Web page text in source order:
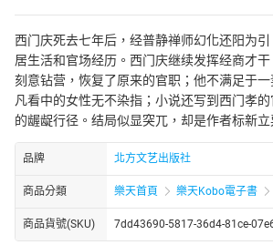
西门庆死去七年后，经普静禅师幻化还阳为
居生活和官场经历。西门庆继续发挥经商才
刻意钻营，恢复了原来的官职；他不满足于一
凡看中的女性无不染指；小说还写到西门孝
的龌龊行径。结局似显突兀，却是作者标新立
品牌 北方文艺出版社
商品分類 樂天首頁 樂天Kobo電子書
商品貨號(SKU) 7dd43690-5817-36d4-81ce-